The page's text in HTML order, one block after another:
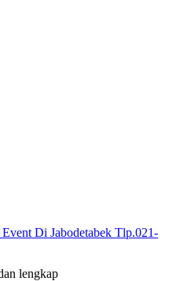
Di Jabodetabek Tlp.021-
lengkap